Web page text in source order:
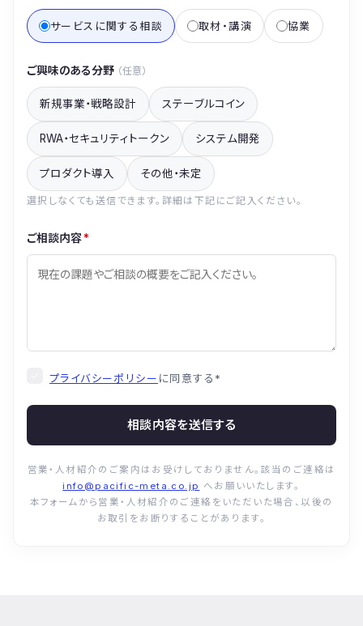
サービスに関する相談 取材・講演 協業
ご興味のある分野 （任意）
新規事業・戦略設計 ステーブルコイン
RWA・セキュリティトークン システム開発
プロダクト導入 その他・未定
選択しなくても送信できます。詳細は下記にご記入ください。
ご相談内容*
プライバシーポリシー に同意する *
相談内容を送信する
営業・人材紹介のご案内はお受けしておりません。該当のご連絡は
info@pacific-meta.co.jp へお願いいたします。
本フォームから営業・人材紹介のご連絡をいただいた場合、以後の
お取引をお断りすることがあります。